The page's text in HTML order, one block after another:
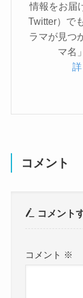
情報をお届
Twitter）で
ラマが見つ
マ名
コメント
コメント
コメント ※